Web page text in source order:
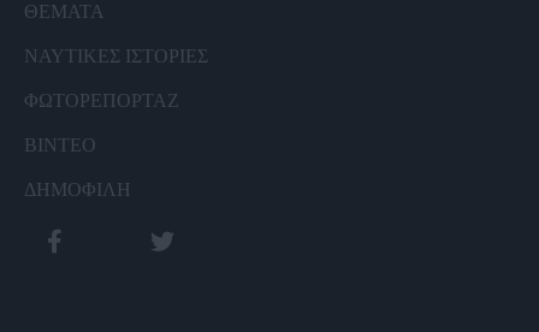
ΘΕΜΑΤΑ
ΝΑΥΤΙΚΕΣ ΙΣΤΟΡΙΕΣ
ΦΩΤΟΡΕΠΟΡΤΑΖ
ΒΙΝΤΕΟ
ΔΗΜΟΦΙΛΗ